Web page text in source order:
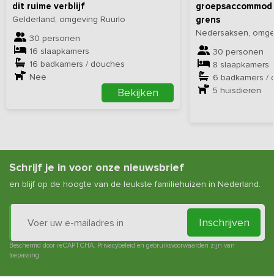
dit ruime verblijf
Gelderland, omgeving Ruurlo
30 personen
16 slaapkamers
16 badkamers / douches
Nee
Bekijken
grens
Nedersaksen,
30 personen
8 slaapkamers
6 badkamers /
5 huisdieren
Schrijf je in voor onze nieuwsbrief
en blijf op de hoogte van de leukste familiehuizen in Nederland.
Inschrijven
Beschermd door reCAPTCHA. Privacybeleid en gebruiksvoorwaarden zijn van
toepassing.